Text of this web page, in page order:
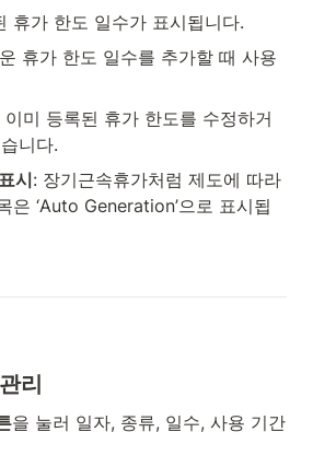
휴가 한도 일수가 표시됩니다.
휴가 한도 일수를 추가할 때 사용
이미 등록된 휴가 한도를 수정하거
니다.
시: 장기근속휴가처럼 제도에 따라
은 ‘Auto Generation’으로 표시됩
리
을 눌러 일자, 종류, 일수, 사용 기간